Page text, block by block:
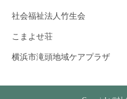
社会福祉法人竹生会
こまよせ荘
横浜市滝頭地域ケアプラザ